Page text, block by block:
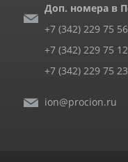
Доп. номера в
+7 (342) 229 75 56
+7 (342) 229 75 12
+7 (342) 229 75 23
ion@procion.ru